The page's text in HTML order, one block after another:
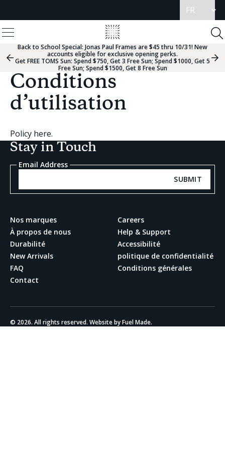
jour
Menu
View
Homepage
Groupe
de
diapositives
précédent
Back to School Special: Jonas Paul Frames are $45 thru 10/31! New
accounts eligible for exclusive opening perks.
Get FREE TOMS Sun: Spend $750, Get 3 Free Sun; Spend $1000, Get 5
Free Sun; Spend $1500, Get 8 Free Sun
Conditions
d’utilisation
Policy here.
Stay in Touch
Email Address
SUBMIT
Nos marques
À propos de nous
Durabilité
New Arrivals
FAQ
Contact
Careers
Help & Support
Accessibilité
politique de confidentialité
Conditions générales
© 2026. All rights reserved. Website by Fuel Made.